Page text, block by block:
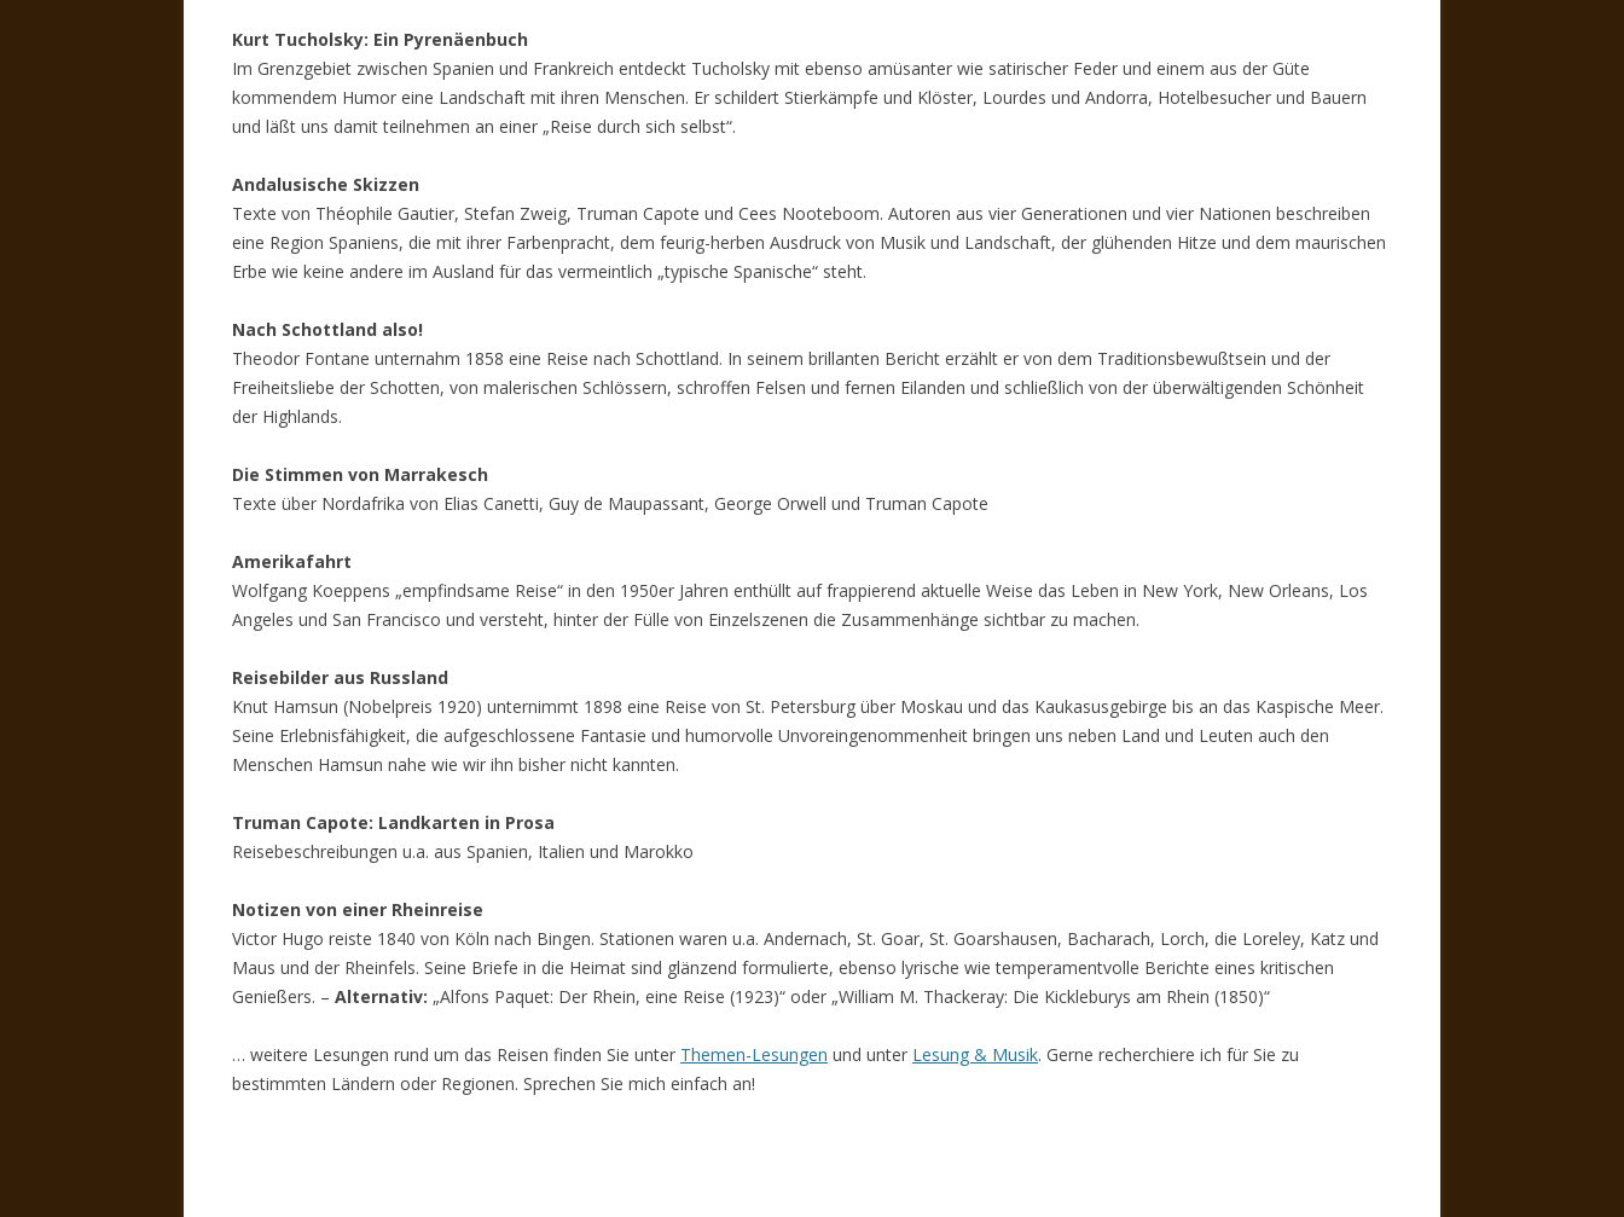
Kurt Tucholsky: Ein Pyrenäenbuch
Im Grenzgebiet zwischen Spanien und Frankreich entdeckt Tucholsky mit ebenso amüsanter wie satirischer Feder und einem aus der Güte
kommendem Humor eine Landschaft mit ihren Menschen. Er schildert Stierkämpfe und Klöster, Lourdes und Andorra, Hotelbesucher und Bauern
und läßt uns damit teilnehmen an einer „Reise durch sich selbst“.
Andalusische Skizzen
Texte von Théophile Gautier, Stefan Zweig, Truman Capote und Cees Nooteboom. Autoren aus vier Generationen und vier Nationen beschreiben
eine Region Spaniens, die mit ihrer Farbenpracht, dem feurig-herben Ausdruck von Musik und Landschaft, der glühenden Hitze und dem maurischen
Erbe wie keine andere im Ausland für das vermeintlich „typische Spanische“ steht.
Nach Schottland also!
Theodor Fontane unternahm 1858 eine Reise nach Schottland. In seinem brillanten Bericht erzählt er von dem Traditionsbewußtsein und der
Freiheitsliebe der Schotten, von malerischen Schlössern, schroffen Felsen und fernen Eilanden und schließlich von der überwältigenden Schönheit
der Highlands.
Die Stimmen von Marrakesch
Texte über Nordafrika von Elias Canetti, Guy de Maupassant, George Orwell und Truman Capote
Amerikafahrt
Wolfgang Koeppens „empfindsame Reise“ in den 1950er Jahren enthüllt auf frappierend aktuelle Weise das Leben in New York, New Orleans, Los
Angeles und San Francisco und versteht, hinter der Fülle von Einzelszenen die Zusammenhänge sichtbar zu machen.
Reisebilder aus Russland
Knut Hamsun (Nobelpreis 1920) unternimmt 1898 eine Reise von St. Petersburg über Moskau und das Kaukasusgebirge bis an das Kaspische Meer.
Seine Erlebnisfähigkeit, die aufgeschlossene Fantasie und humorvolle Unvoreingenommenheit bringen uns neben Land und Leuten auch den
Menschen Hamsun nahe wie wir ihn bisher nicht kannten.
Truman Capote: Landkarten in Prosa
Reisebeschreibungen u.a. aus Spanien, Italien und Marokko
Notizen von einer Rheinreise
Victor Hugo reiste 1840 von Köln nach Bingen. Stationen waren u.a. Andernach, St. Goar, St. Goarshausen, Bacharach, Lorch, die Loreley, Katz und
Maus und der Rheinfels. Seine Briefe in die Heimat sind glänzend formulierte, ebenso lyrische wie temperamentvolle Berichte eines kritischen
Genießers. – Alternativ: „Alfons Paquet: Der Rhein, eine Reise (1923)“ oder „William M. Thackeray: Die Kickleburys am Rhein (1850)“
… weitere Lesungen rund um das Reisen finden Sie unter Themen-Lesungen und unter Lesung & Musik. Gerne recherchiere ich für Sie zu
bestimmten Ländern oder Regionen. Sprechen Sie mich einfach an!